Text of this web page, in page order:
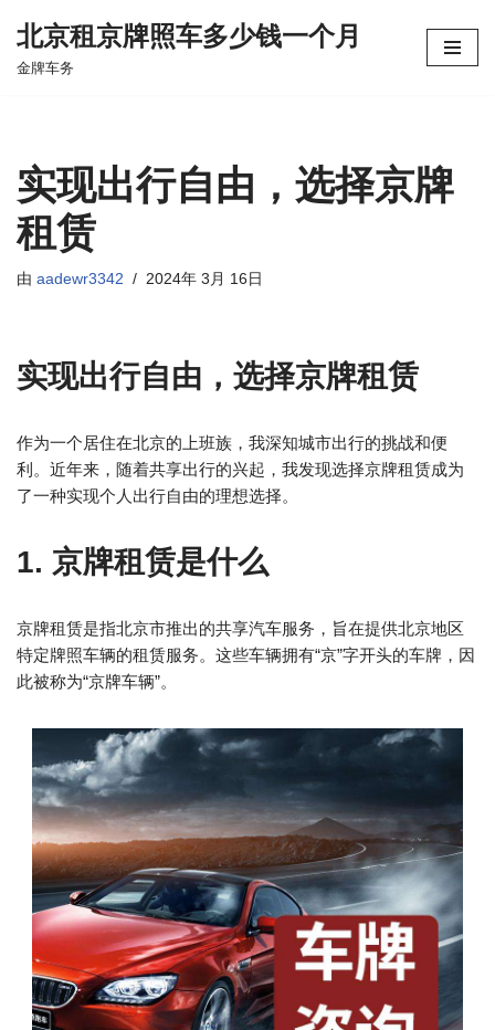
跳
北京租京牌照车多少钱一个月
金牌车务
实现出行自由，选择京牌
租赁
由 aadewr3342 2024年 3月 16日
实现出行自由，选择京牌租赁
作为一个居住在北京的上班族，我深知城市出行的挑战和便
利。近年来，随着共享出行的兴起，我发现选择京牌租赁成为
了一种实现个人出行自由的理想选择。
1. 京牌租赁是什么
京牌租赁是指北京市推出的共享汽车服务，旨在提供北京地区
特定牌照车辆的租赁服务。这些车辆拥有“京”字开头的车牌，因
此被称为“京牌车辆”。